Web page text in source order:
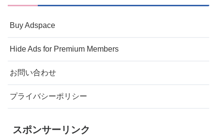
Buy Adspace
Hide Ads for Premium Members
お問い合わせ
プライバシーポリシー
スポンサーリンク